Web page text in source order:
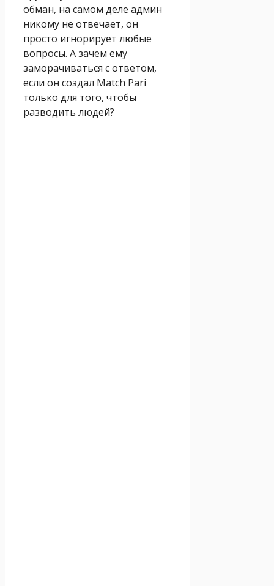
обман, на самом деле админ
никому не отвечает, он
просто игнорирует любые
вопросы. А зачем ему
заморачиваться с ответом,
если он создал Match Pari
только для того, чтобы
разводить людей?